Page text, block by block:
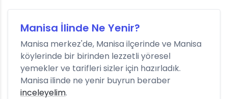
Manisa İlinde Ne Yenir?
Manisa merkez'de, Manisa ilçerinde ve Manisa
köylerinde bir birinden lezzetli yöresel
yemekler ve tarifleri sizler için hazırladık.
Manisa ilinde ne yenir buyrun beraber
inceleyelim.